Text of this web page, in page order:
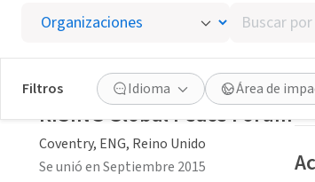
Buscar
por
palabra
clave
o
interés
Filtros Idioma Área de
RISING Global Peace Forum
Coventry, ENG, Reino Unido
Se unió en Septiembre 2015